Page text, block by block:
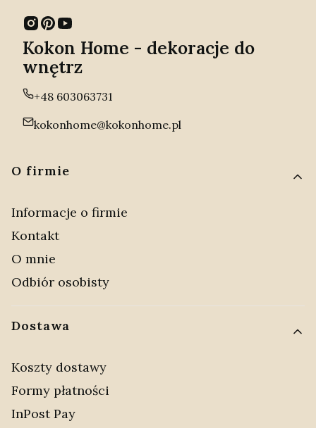
Kokon Home - dekoracje do
wnętrz
+48 603063731
kokonhome@kokonhome.pl
Linki w stopce
O firmie
Informacje o firmie
Kontakt
O mnie
Odbiór osobisty
Dostawa
Koszty dostawy
Formy płatności
InPost Pay